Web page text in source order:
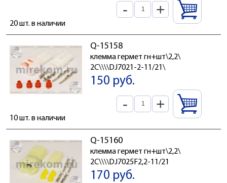
- +
20 шт. в наличии
Q-15158
клемма гермет гн+шт\2,2\
2C\\\\DJ7021-2-11/21\
150 руб.
- +
10 шт. в наличии
Q-15160
клемма гермет гн+шт\2,2\
2C\\\\DJ7025F2,2-11/21
170 руб.